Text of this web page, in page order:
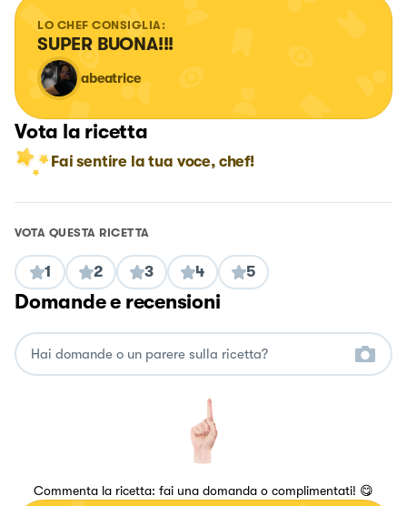
LO CHEF CONSIGLIA:
SUPER BUONA!!!
abeatrice
Vota la ricetta
Fai sentire la tua voce, chef!
VOTA QUESTA RICETTA
1 2 3 4 5
Domande e recensioni
Commenta la ricetta: fai una domanda o complimentati! 😋